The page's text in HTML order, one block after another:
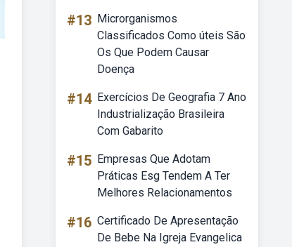
#13 Microrganismos
Classificados Como úteis São
Os Que Podem Causar
Doença
#14 Exercícios De Geografia 7 Ano
Industrialização Brasileira
Com Gabarito
#15 Empresas Que Adotam
Práticas Esg Tendem A Ter
Melhores Relacionamentos
#16 Certificado De Apresentação
De Bebe Na Igreja Evangelica